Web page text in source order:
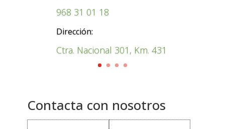
968 31 01 18
Dirección:
Ctra. Nacional 301, Km. 431
Contacta con nosotros